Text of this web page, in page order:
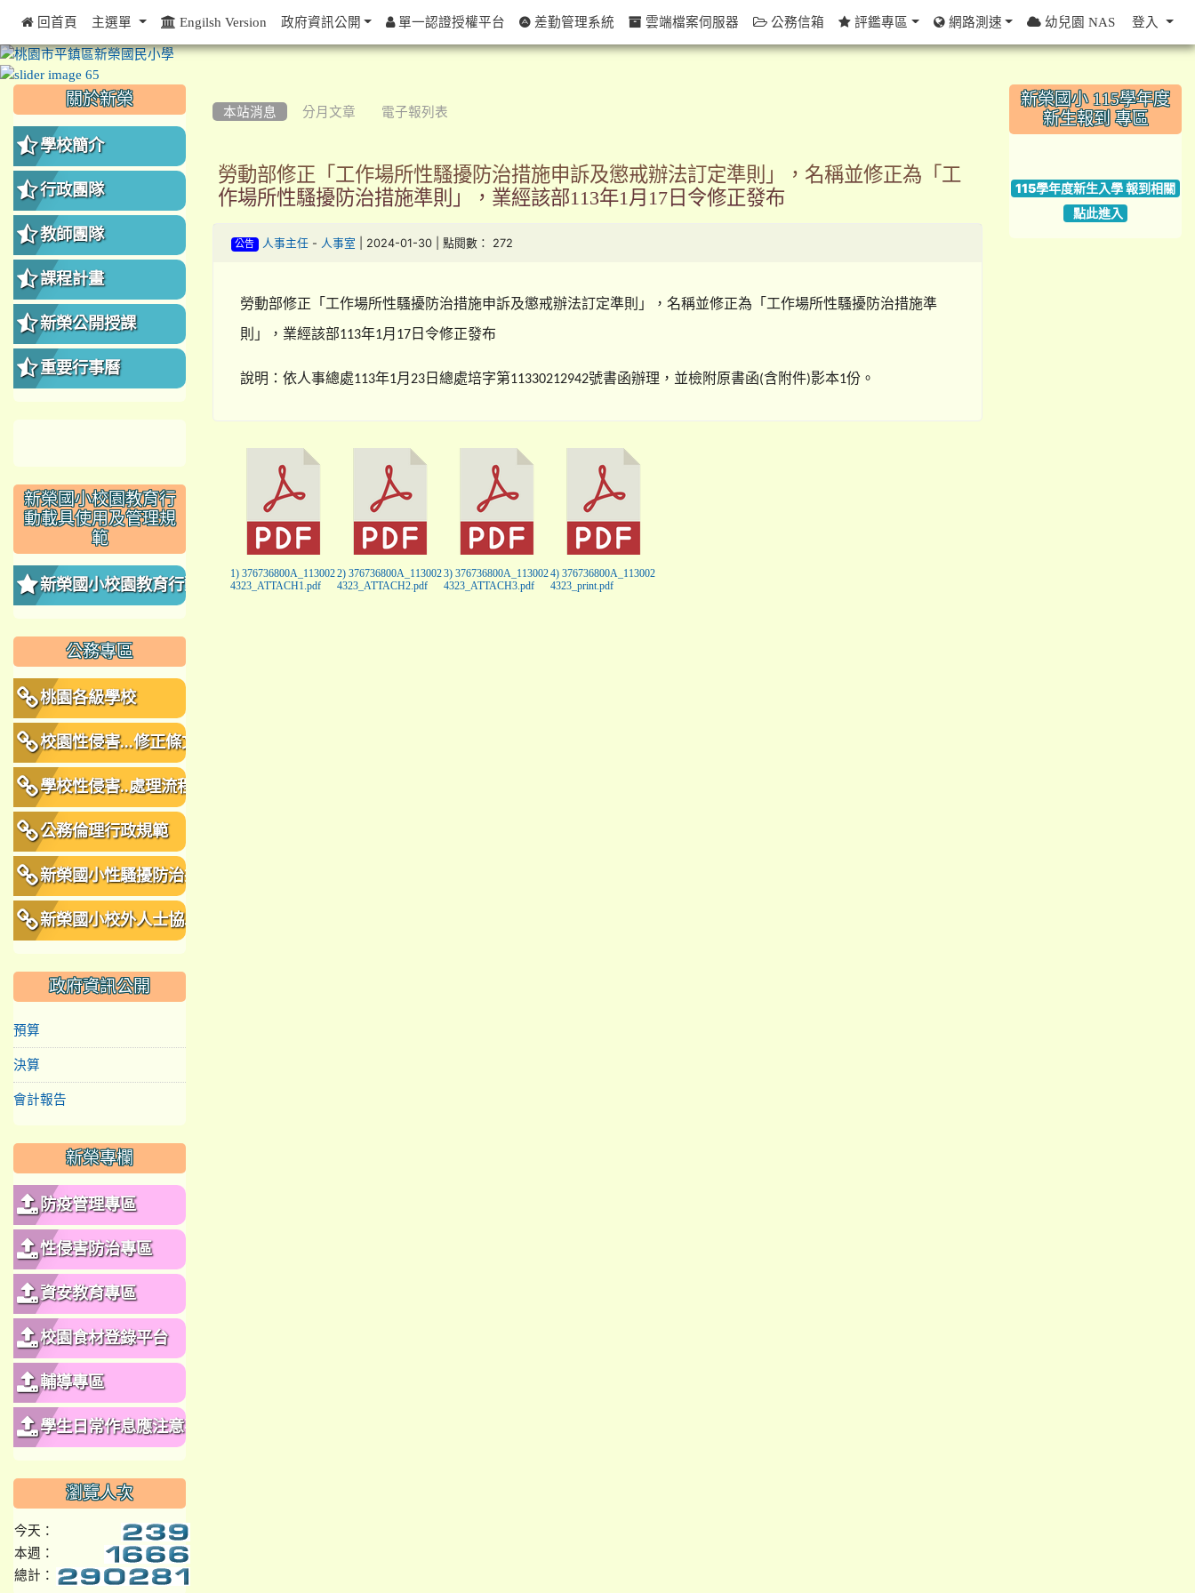
本站消息 分月文章 電子報列表
勞動部修正「工作場所性騷擾防治措施申訴及懲戒辦法訂定準則」，名稱並修正為「工
作場所性騷擾防治措施準則」，業經該部113年1月17日令修正發布
公告 人事主任- 人事室 | 2024-01-30 | 點閱數： 272
勞動部修正「工作場所性騷擾防治措施申訴及懲戒辦法訂定準則」，名稱並修正為「工作場所性騷擾防治措施準
則」，業經該部113年1月 17 日令修正發布
說明：依人事總處113年1月 23 日總處培字第11330212942號書函辦理，並檢附原書函(含附件)影本1份。
1) 376736800A_113002
4323_ATTACH1.pdf
2) 376736800A_113002
4323_ATTACH2.pdf
3) 376736800A_113002
4323_ATTACH3.pdf
4) 376736800A_113002
4323_print.pdf
::: 關於新榮
學校簡介
行政團隊
教師團隊
課程計畫
新榮公開授課
重要行事曆
新榮國小校園教育行
動載具使用及管理規
範
新榮國小校園教育行動
公務專區
桃園各級學校
校園性侵害...修正條文
學校性侵害..處理流程
公務倫理行政規範
新榮國小性騷擾防治措
施、申訴及懲戒規範
新榮國小校外人士協助
政府資訊公開
預算
決算
會計報告
新榮專欄
防疫管理專區
性侵害防治專區
資安教育專區
校園食材登錄平台
輔導專區
學生日常作息應注意事
瀏覽人次
今天：
本週：
總計：
:::
新榮國小 115學年度
新生報到 專區
115學年度新生入學 報到相關
點此進入
::: 回首頁 主選單 Engilsh Version 政府資訊公開 單一認證授權平台 差勤管理系統 雲端檔案伺服器 公務信箱 評鑑專區 網路測速 幼兒園 NAS 登入